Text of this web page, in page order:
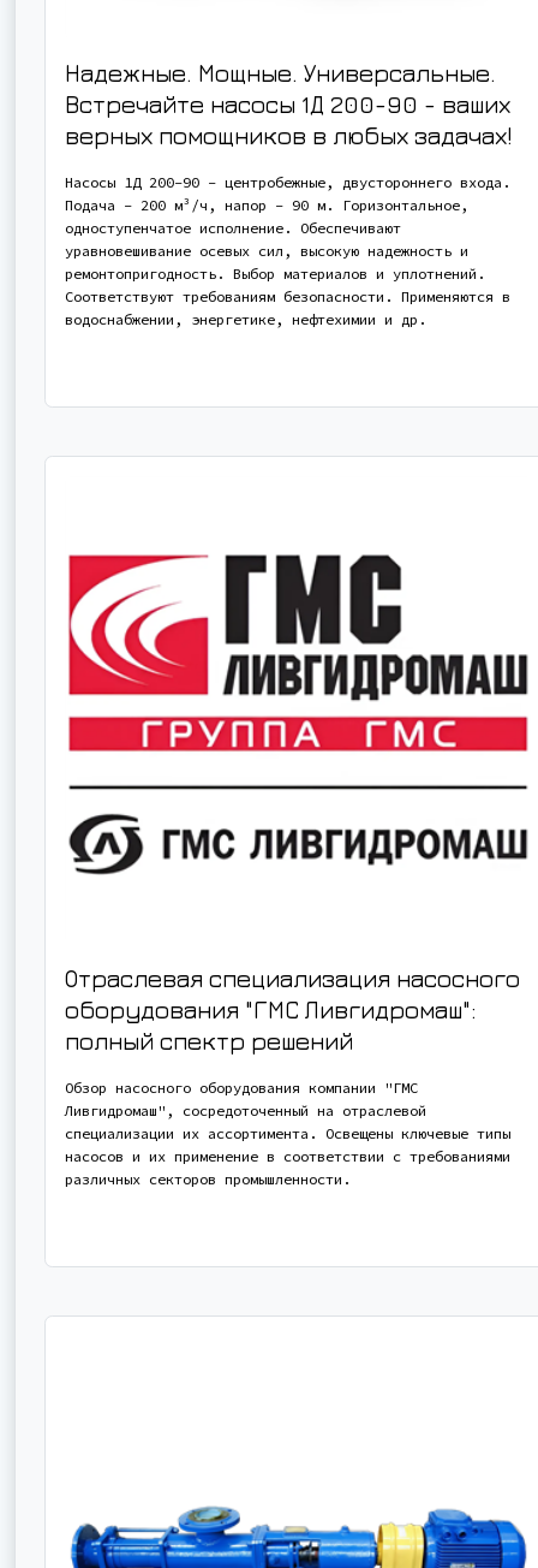
Надежные. Мощные. Универсальные.
Встречайте насосы 1Д 200-90 - ваших
верных помощников в любых задачах!
Насосы 1Д 200-90 - центробежные, двустороннего входа.
Подача - 200 м³/ч, напор - 90 м. Горизонтальное,
одноступенчатое исполнение. Обеспечивают
уравновешивание осевых сил, высокую надежность и
ремонтопригодность. Выбор материалов и уплотнений.
Соответствуют требованиям безопасности. Применяются в
водоснабжении, энергетике, нефтехимии и др.
Отраслевая специализация насосного
оборудования "ГМС Ливгидромаш":
полный спектр решений
Обзор насосного оборудования компании "ГМС
Ливгидромаш", сосредоточенный на отраслевой
специализации их ассортимента. Освещены ключевые типы
насосов и их применение в соответствии с требованиями
различных секторов промышленности.